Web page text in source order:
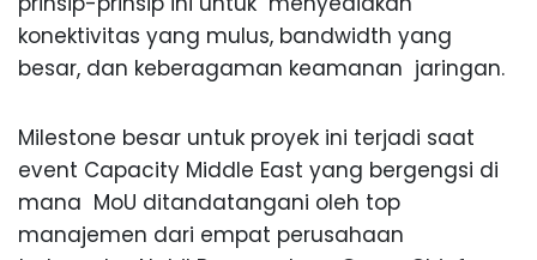
konektivitas yang mulus, bandwidth yang
besar, dan keberagaman keamanan jaringan.
Milestone besar untuk proyek ini terjadi saat
event Capacity Middle East yang bergengsi di
mana MoU ditandatangani oleh top
manajemen dari empat perusahaan